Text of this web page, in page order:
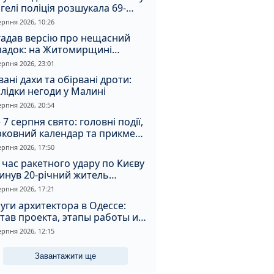
поліція розшукала 69-
зловмисника
2026, 10:26
версію про нещасний
на Житомирщині
чоловіка за вбивство
2026, 23:01
дахи та обірвані дроти:
негоди у Малині
2026, 20:54
серпня свято: головні події,
календар та прикмети
2026, 17:50
час ракетного удару по Києву
20-річний житель
2026, 17:21
архитектора в Одессе:
проекта, этапы работы и
2026, 12:15
Завантажити ще